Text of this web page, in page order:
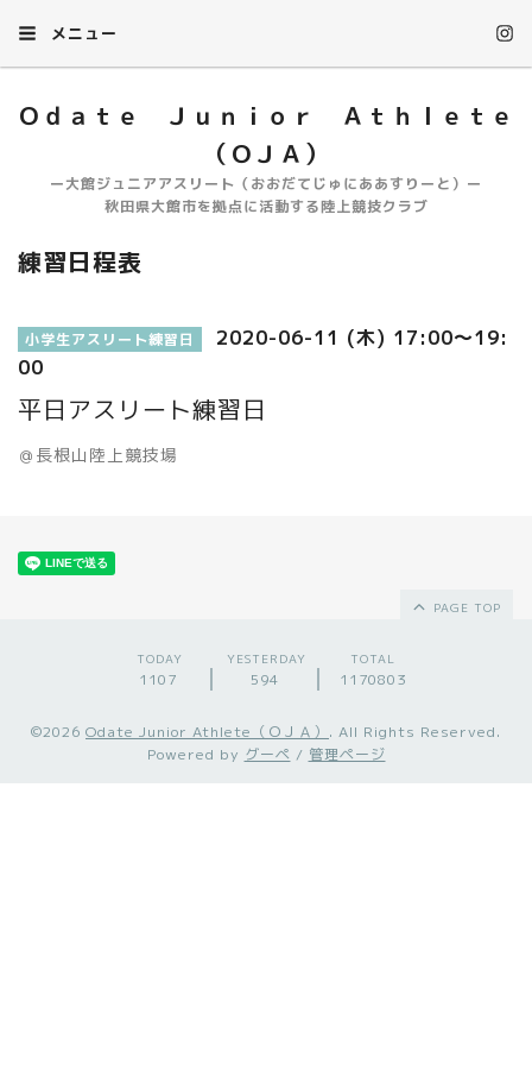
メニュー
Ｏｄａｔｅ Ｊｕｎｉｏｒ Ａｔｈｌｅｔｅ
（ＯＪＡ）
ー大館ジュニアアスリート（おおだてじゅにああすりーと）ー
秋田県大館市を拠点に活動する陸上競技クラブ
練習日程表
小学生アスリート練習日
2020-06-11 (木) 17:00～19:
00
平日アスリート練習日
＠長根山陸上競技場
PAGE TOP
TODAY
1107
YESTERDAY
594
TOTAL
1170803
©2026 Odate Junior Athlete（ＯＪＡ） . All Rights Reserved.
Powered by グーペ / 管理ページ